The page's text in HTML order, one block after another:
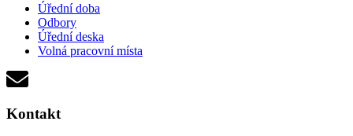
Úřední doba
Odbory
Úřední deska
Volná pracovní místa
Kontakt